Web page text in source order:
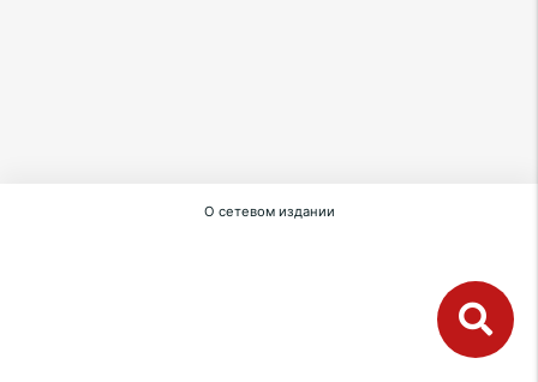
О сетевом издании